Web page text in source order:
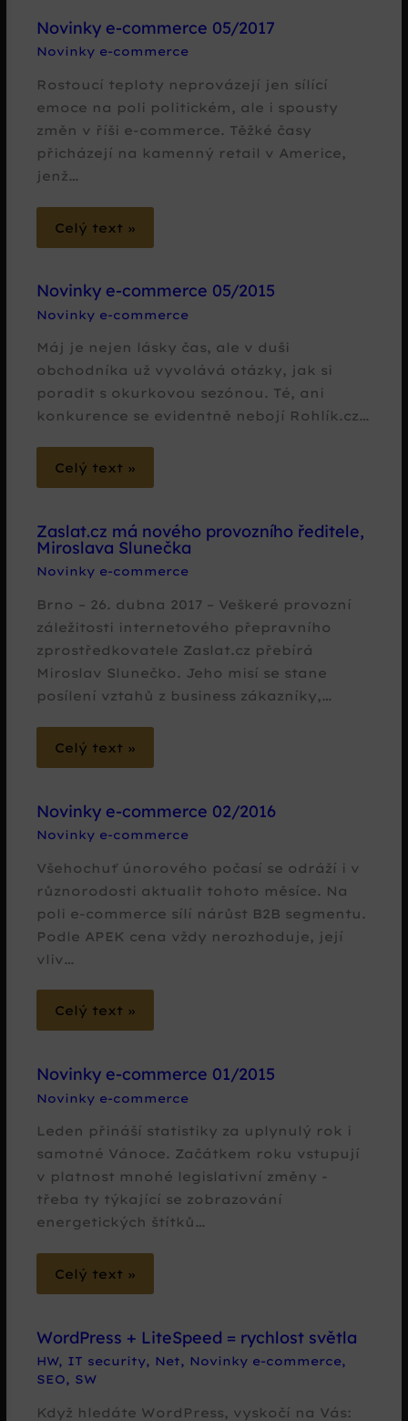
Novinky e-commerce 05/2017
Novinky e-commerce
Rostoucí teploty neprovázejí jen sílící
emoce na poli politickém, ale i spousty
změn v říši e-commerce. Těžké časy
přicházejí na kamenný retail v Americe,
jenž…
Celý text »
Novinky e-commerce 05/2015
Novinky e-commerce
Máj je nejen lásky čas, ale v duši
obchodníka už vyvolává otázky, jak si
poradit s okurkovou sezónou. Té, ani
konkurence se evidentně nebojí Rohlík.cz…
Celý text »
Zaslat.cz má nového provozního ředitele,
Miroslava Slunečka
Novinky e-commerce
Brno – 26. dubna 2017 – Veškeré provozní
záležitosti internetového přepravního
zprostředkovatele Zaslat.cz přebírá
Miroslav Slunečko. Jeho misí se stane
posílení vztahů z business zákazníky,…
Celý text »
Novinky e-commerce 02/2016
Novinky e-commerce
Všehochuť únorového počasí se odráží i v
různorodosti aktualit tohoto měsíce. Na
poli e-commerce sílí nárůst B2B segmentu.
Podle APEK cena vždy nerozhoduje, její
vliv…
Celý text »
Novinky e-commerce 01/2015
Novinky e-commerce
Leden přináší statistiky za uplynulý rok i
samotné Vánoce. Začátkem roku vstupují
v platnost mnohé legislativní změny -
třeba ty týkající se zobrazování
energetických štítků…
Celý text »
WordPress + LiteSpeed = rychlost světla
HW, IT security, Net, Novinky e-commerce,
SEO, SW
Když hledáte WordPress, vyskočí na Vás: